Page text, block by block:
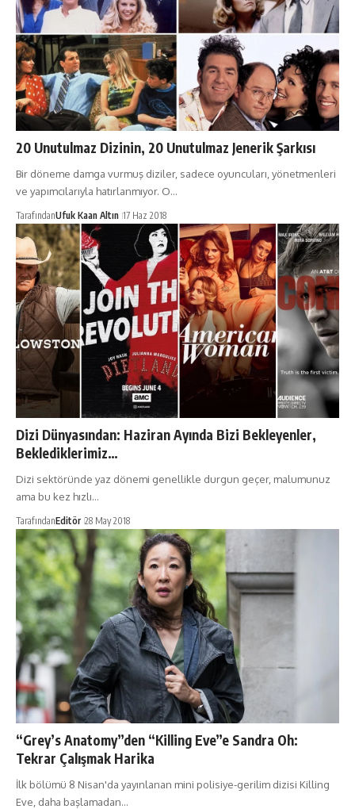
20 Unutulmaz Dizinin, 20 Unutulmaz Jenerik Şarkısı
Bir döneme damga vurmuş diziler, sadece oyuncuları, yönetmenleri
ve yapımcılarıyla hatırlanmıyor. O…
TarafındanUfuk Kaan Altın 17 Haz 2018
Dizi Dünyasından: Haziran Ayında Bizi Bekleyenler,
Beklediklerimiz…
Dizi sektöründe yaz dönemi genellikle durgun geçer, malumunuz
ama bu kez hızlı…
TarafındanEditör 28 May 2018
“Grey’s Anatomy”den “Killing Eve”e Sandra Oh:
Tekrar Çalışmak Harika
İlk bölümü 8 Nisan'da yayınlanan mini polisiye-gerilim dizisi Killing
Eve, daha başlamadan…